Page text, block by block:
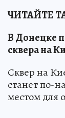
ЧИТАЙТЕ
В Донецке
сквера на
Сквер на
станет по-
местом для